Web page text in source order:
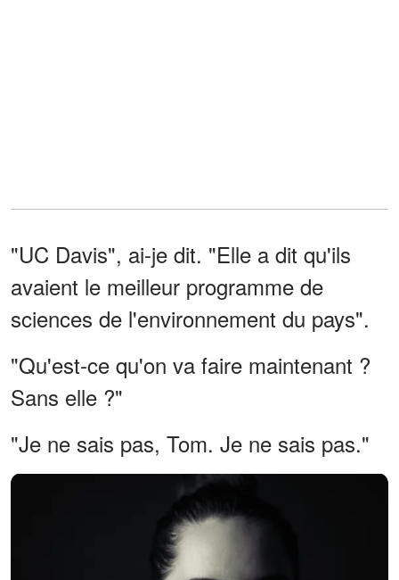
"UC Davis", ai-je dit. "Elle a dit qu'ils
avaient le meilleur programme de
sciences de l'environnement du pays".
"Qu'est-ce qu'on va faire maintenant ?
Sans elle ?"
"Je ne sais pas, Tom. Je ne sais pas."